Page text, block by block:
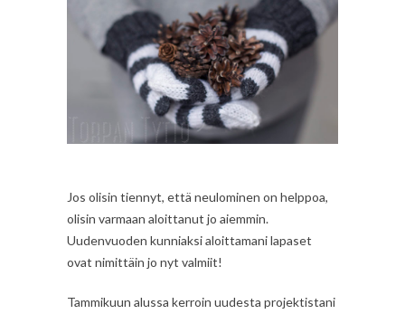
Jos olisin tiennyt, että neulominen on helppoa,
olisin varmaan aloittanut jo aiemmin.
Uudenvuoden kunniaksi aloittamani lapaset
ovat nimittäin jo nyt valmiit!
Tammikuun alussa kerroin uudesta projektistani